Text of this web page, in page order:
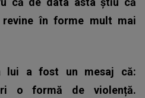
în forme mult mai
lui a fost un mesaj că:
o formă de violență.